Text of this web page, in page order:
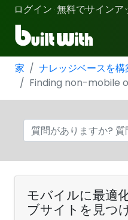
ログイン ·無料でサインア
家 ナレッジベースを構
Finding non-mobile
モバイルに最適
ブサイトを見つ